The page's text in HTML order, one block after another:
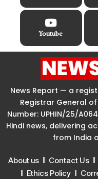
Youtube
News Report — a
Registrar General
Number: UPHIN/25/
Hindi news, delivering
from India
About us Contact Us
Ethics Policy